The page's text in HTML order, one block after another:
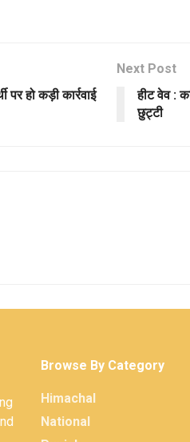
पर हो कड़ी कार्रवाई
Next Post
हीट वेव :
छुट्टी
Browse By Category
Himachal
National